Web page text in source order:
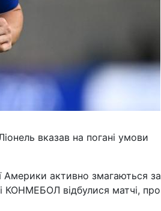
вказав на погані умови
Америки активно змагаються за
КОНМЕБОЛ відбулися матчі, про